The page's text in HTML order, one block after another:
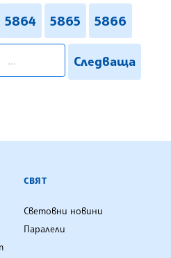
5864 5865 5866
Следваща
АГЕНЦИЯ
СВЯТ
Световни новини
Паралели